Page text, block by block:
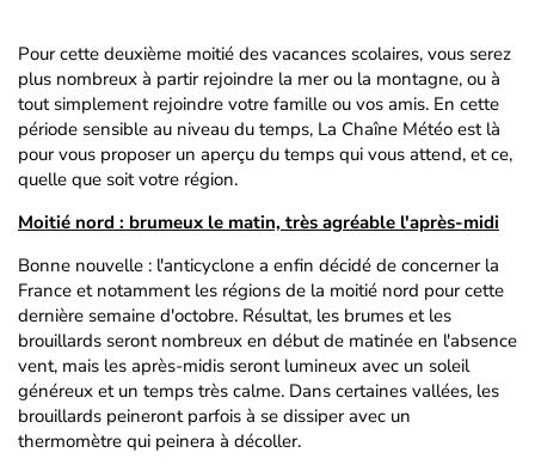
Pour cette deuxième moitié des vacances scolaires, vous serez
plus nombreux à partir rejoindre la mer ou la montagne, ou à
tout simplement rejoindre votre famille ou vos amis. En cette
période sensible au niveau du temps, La Chaîne Météo est là
pour vous proposer un aperçu du temps qui vous attend, et ce,
quelle que soit votre région.
Moitié nord : brumeux le matin, très agréable l'après-midi
Bonne nouvelle : l'anticyclone a enfin décidé de concerner la
France et notamment les régions de la moitié nord pour cette
dernière semaine d'octobre. Résultat, les brumes et les
brouillards seront nombreux en début de matinée en l'absence
vent, mais les après-midis seront lumineux avec un soleil
généreux et un temps très calme. Dans certaines vallées, les
brouillards peineront parfois à se dissiper avec un
thermomètre qui peinera à décoller.